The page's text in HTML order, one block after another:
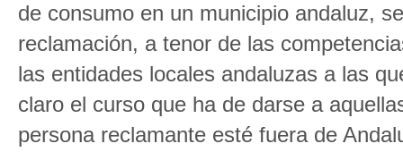
de consumo en un municipio andaluz,
reclamación, a tenor de las
las entidades locales andaluzas a las
claro el curso que ha de darse a
persona reclamante esté fuera de